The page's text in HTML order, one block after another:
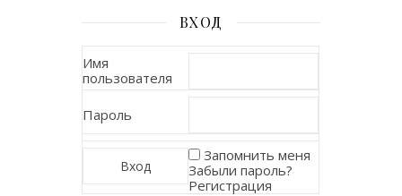
ВХОД
Имя
пользователя
Пароль
Запомнить меня
Забыли пароль?
Регистрация